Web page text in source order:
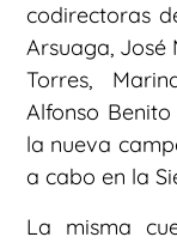
codirectoras
Arsuaga, José
Torres,
Alfonso
la nueva
a cabo en la
La misma